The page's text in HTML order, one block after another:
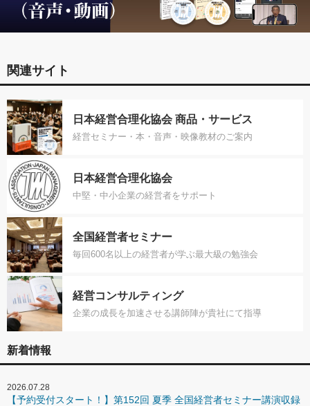
関連サイト
日本経営合理化協会 商品・サービス
経営セミナー・本・音声・映像教材のご案内
日本経営合理化協会
中堅・中小企業の経営者をサポート
全国経営者セミナー
毎回600名以上の経営者が学ぶ最大級の勉強会
経営コンサルティング
企業の成長を加速させる講師陣が貴社にて指導
新着情報
2026.07.28
【予約受付スタート！】第152回 夏季 全国経営者セミナー講演収録